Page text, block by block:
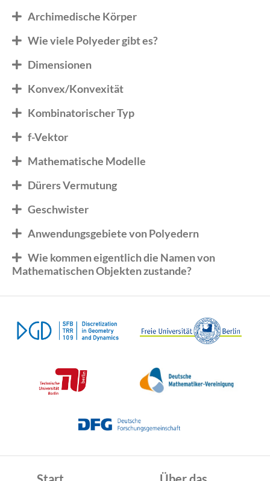
Archimedische Körper
Wie viele Polyeder gibt es?
Dimensionen
Konvex/Konvexität
Kombinatorischer Typ
f-Vektor
Mathematische Modelle
Dürers Vermutung
Geschwister
Anwendungsgebiete von Polyedern
Wie kommen eigentlich die Namen von
Mathematischen Objekten zustande?